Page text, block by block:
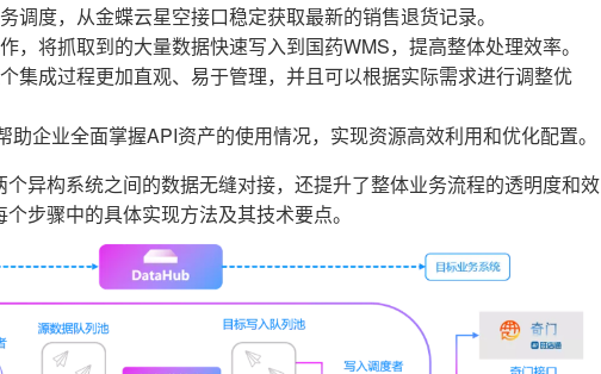
调度，从金蝶云星空接口稳定获取最新的销售退货记录。
，将抓取到的大量数据快速写入到国药WMS，提高整体处理效率。
集成过程更加直观、易于管理，并且可以根据实际需求进行调整优
助企业全面掌握API资产的使用情况，实现资源高效利用和优化配置。
异构系统之间的数据无缝对接，还提升了整体业务流程的透明度和效
步骤中的具体实现方法及其技术要点。